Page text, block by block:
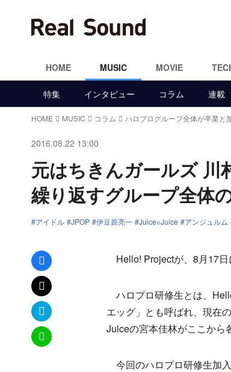
HOME MUSIC MOVIE
特集 インタビュー コラム 連載
HOME MUSIC コラム ハロプログループ全体が卒業と
2016.08.22 13:00
元はちきんガールズ
繰り返すグループ全体
アイドル JPOP 伊豆原亮一 Juice=Juice アンジュルム
Facebookでシェア
xでポスト
はてなブックマーク
LINEで送る
Hello! Projectが、8月17日
ハロプロ研修生とは、
エッグ」とも呼ばれ、現在
Juiceの宮本佳林がここから
今回のハロプロ研修生加